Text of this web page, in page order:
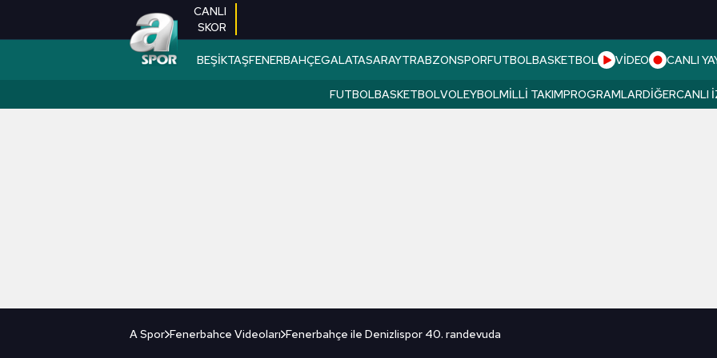
CANLI
SKOR
BEŞİKTAŞFENERBAHÇEGALATASARAYTRABZONSPORFUTBOLBASKETBOL VİDEO CANLI
FUTBOLBASKETBOLVOLEYBOLMILLI TAKIMPROGRAMLARDIĞERCANLI
A Spor Fenerbahce Videoları Fenerbahçe ile Denizlispor 40. randevuda